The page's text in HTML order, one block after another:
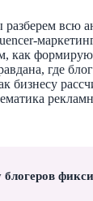
разберем всю
как
где
бизнесу